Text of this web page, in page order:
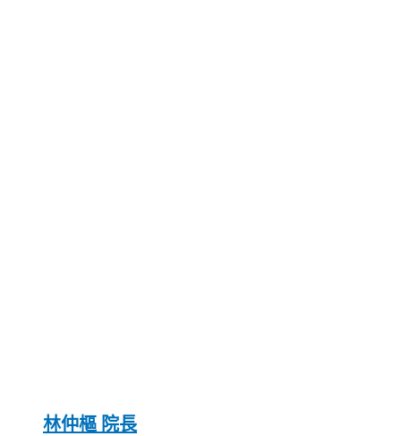
林仲樞 院長